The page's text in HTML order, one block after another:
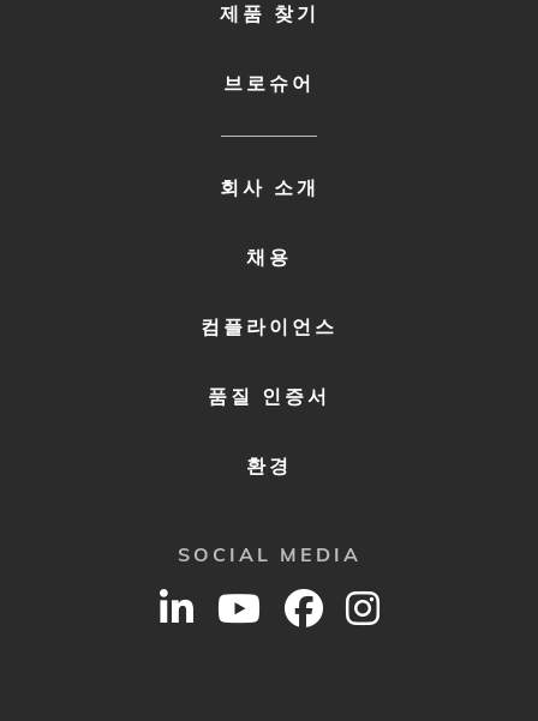
제품 찾기
브로슈어
회사 소개
채용
컴플라이언스
품질 인증서
환경
SOCIAL MEDIA